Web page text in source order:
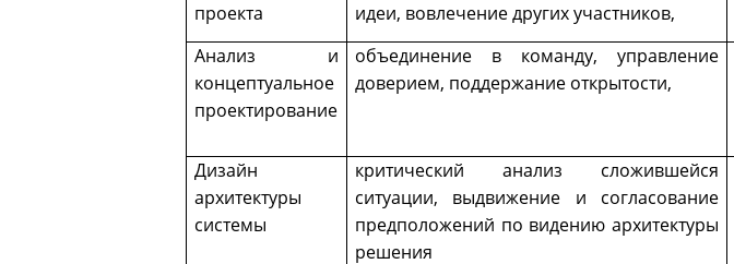
проекта
идеи, вовлечение других участников,
Анализ и
концептуальное
проектирование
объединение в команду, управление
доверием, поддержание открытости,
Дизайн
архитектуры
системы
критический анализ сложившейся
ситуации, выдвижение и согласование
предположений по видению архитектуры
решения